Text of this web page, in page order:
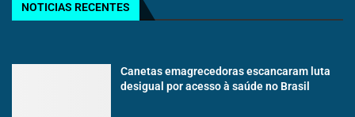
NOTICIAS RECENTES
Canetas emagrecedoras escancaram luta
desigual por acesso à saúde no Brasil